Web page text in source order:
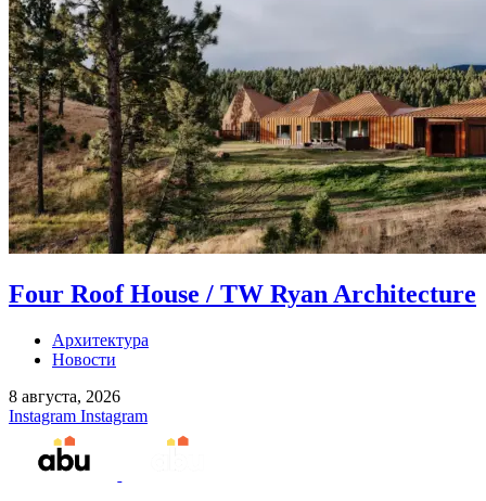
Four Roof House / TW Ryan Architecture
Архитектура
Новости
8 августа, 2026
Instagram Instagram